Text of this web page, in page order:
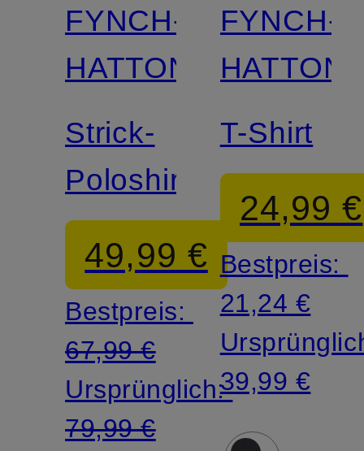
FYNCH-
HATTON
Strick-
Poloshirt
49,99 €
Bestpreis:
67,99 €
Ursprünglich:
79,99 €
FYNCH-
HATTON
T-Shirt
24,99 €
Bestpreis:
21,24 €
39,99 €